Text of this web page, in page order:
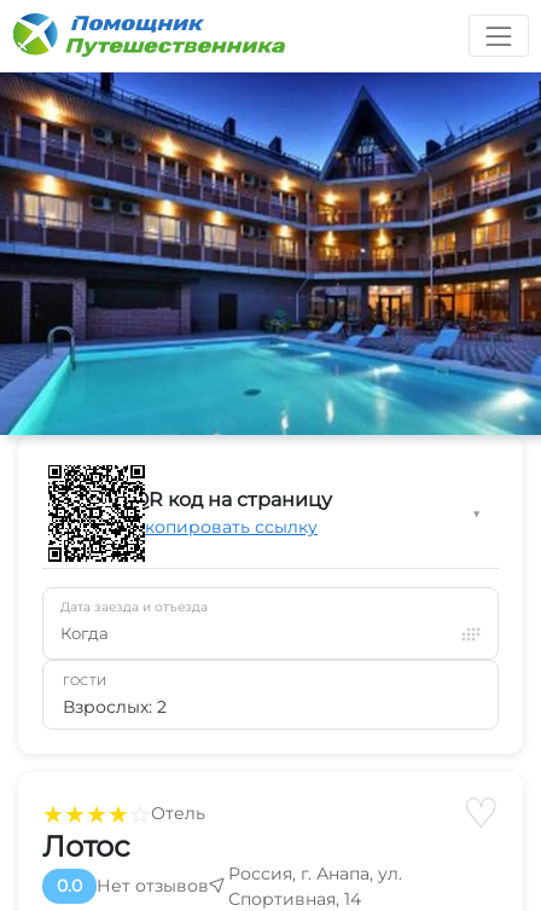
★★★★☆Отель ♡
Лотос
0.0 Нет отзывов
Россия, г. Анапа, ул.
Спортивная, 14
QR код на страницу
Скопировать ссылку
▼
Дата заезда и отъезда
Когда
ГОСТИ
Взрослых: 2